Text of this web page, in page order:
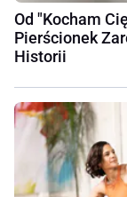
Od "Kocham
Pierścionek
Historii